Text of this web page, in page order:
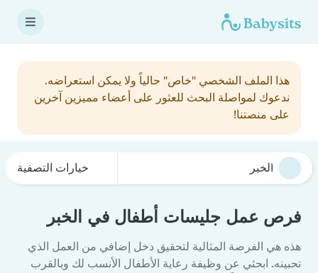
هذا الملف الشخصي "خاص" حالياً ولا يمكن استعراضه.
ندعوك لمواصلة البحث للعثور على أعضاء مميزين آخرين
على منصتنا!
خيارات التصفية
فرص عمل جليسات أطفال في الخبر
هذه هي الفرصة المثالية لتحقيق دخل إضافي من العمل الذي
تحبينه. ابحثي عن وظيفة رعاية الأطفال الأنسب لك وبالقرب